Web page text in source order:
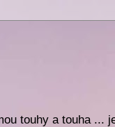
touhy a touha ...